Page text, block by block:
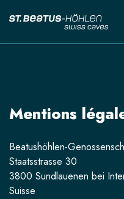
Mentions
Beatushöhlen-
Staatsstrasse 30
3800 Sundlauenen bei
Suisse